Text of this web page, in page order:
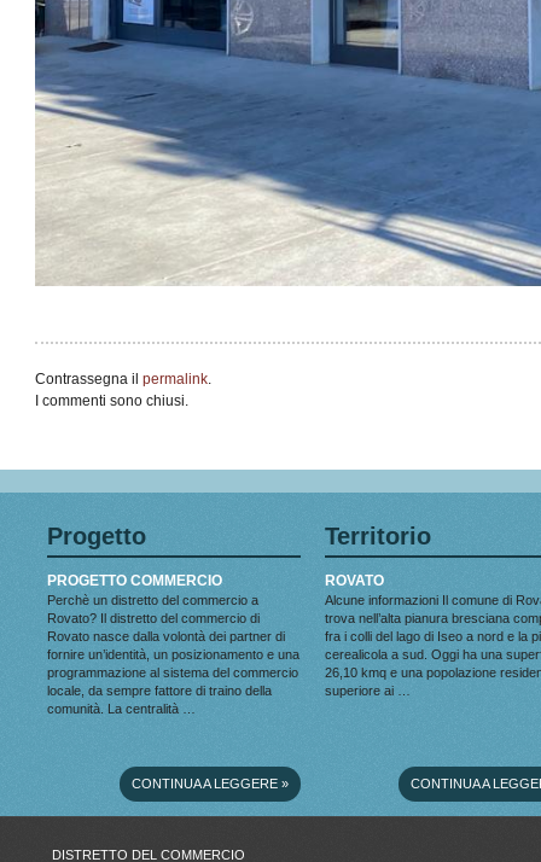
Contrassegna il permalink.
I commenti sono chiusi.
Progetto
PROGETTO COMMERCIO
Perchè un distretto del commercio a
Rovato? Il distretto del commercio di
Rovato nasce dalla volontà dei partner di
fornire un’identità, un posizionamento e una
programmazione al sistema del commercio
locale, da sempre fattore di traino della
comunità. La centralità …
CONTINUA A LEGGERE »
Territorio
ROVATO
Alcune informazioni Il comune di
trova nell’alta pianura bresciana
fra i colli del lago di Iseo a nord e la
cerealicola a sud. Oggi ha una
26,10 kmq e una popolazione
superiore ai …
CONTINUA A
DISTRETTO DEL COMMERCIO